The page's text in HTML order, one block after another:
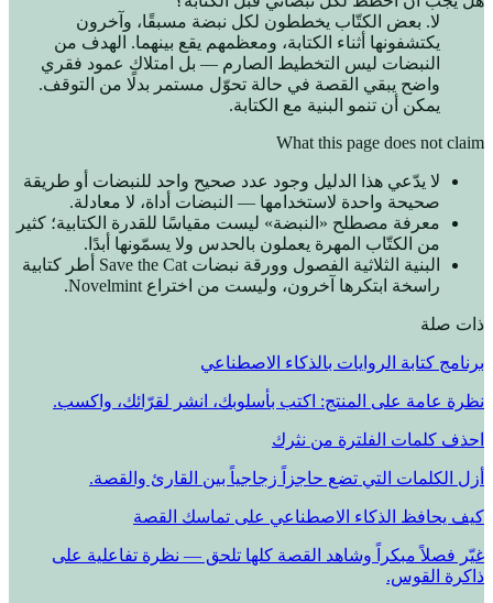
لا. بعض الكتّاب يخططون لكل نبضة مسبقًا، وآخرون
يكتشفونها أثناء الكتابة، ومعظمهم يقع بينهما. الهدف من
النبضات ليس التخطيط الصارم — بل امتلاك عمود فقري
واضح يبقي القصة في حالة تحوّل مستمر بدلًا من التوقف.
يمكن أن تنمو البنية مع الكتابة.
What this page does not claim
لا يدّعي هذا الدليل وجود عدد صحيح واحد للنبضات أو طريقة
صحيحة واحدة لاستخدامها — النبضات أداة، لا معادلة.
معرفة مصطلح «النبضة» ليست مقياسًا للقدرة الكتابية؛ كثير
من الكتّاب المهرة يعملون بالحدس ولا يسمّونها أبدًا.
البنية الثلاثية الفصول وورقة نبضات Save the Cat أطر كتابية
راسخة ابتكرها آخرون، وليست من اختراع Novelmint.
ذات صلة
برنامج كتابة الروايات بالذكاء الاصطناعي
نظرة عامة على المنتج: اكتب بأسلوبك، انشر لقرّائك، واكسب.
احذف كلمات الفلترة من نثرك
أزل الكلمات التي تضع حاجزاً زجاجياً بين القارئ والقصة.
كيف يحافظ الذكاء الاصطناعي على تماسك القصة
غيّر فصلاً مبكراً وشاهد القصة كلها تلحق — نظرة تفاعلية على
ذاكرة القوس.